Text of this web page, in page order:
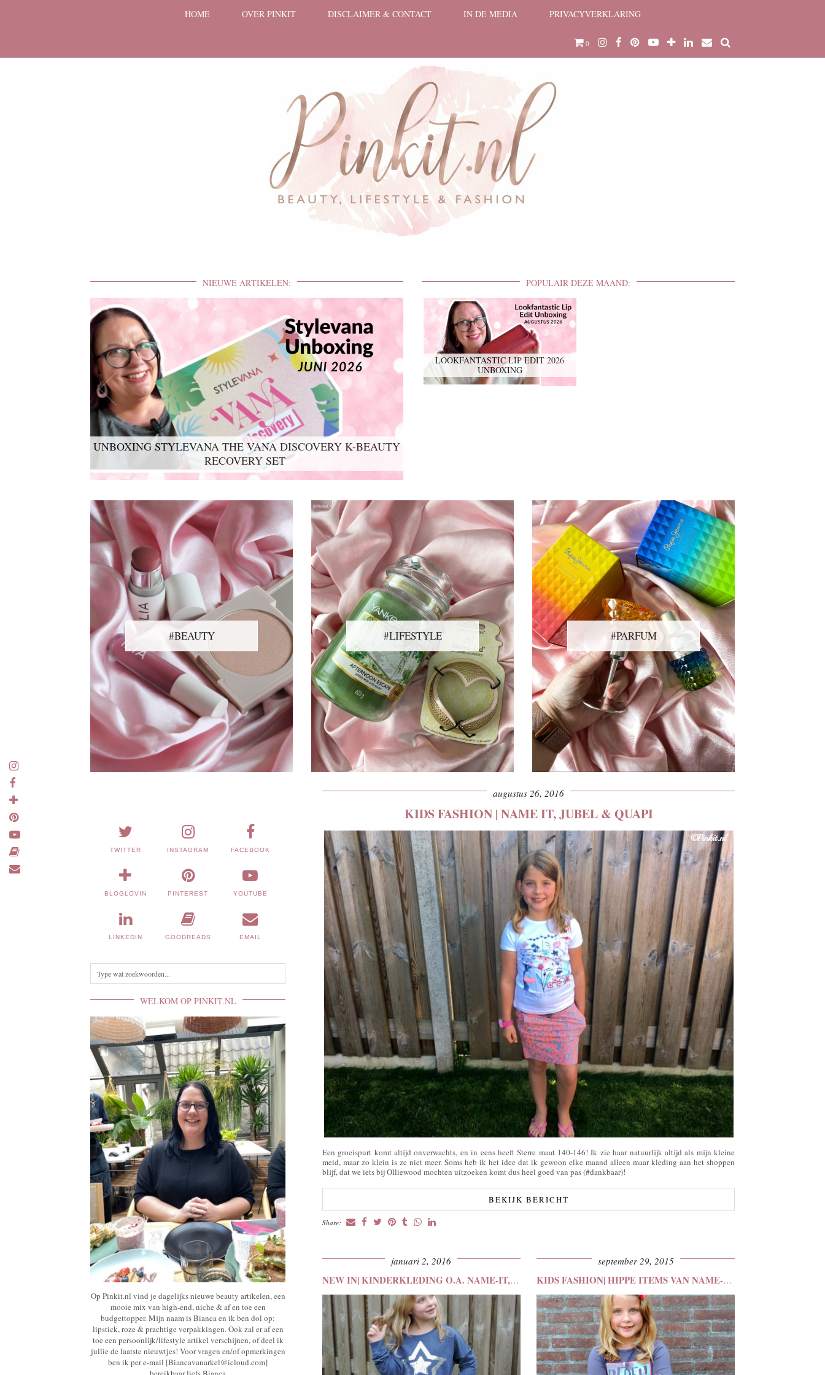
HOME OVER PINKIT DISCLAIMER & CONTACT IN DE MEDIA PRIVACYVERKLARING
0
POPULAIR DEZE MAAND:
LOOKFANTASTIC LIP EDIT 2026
UNBOXING
NIEUWE ARTIKELEN:
UNBOXING STYLEVANA THE VANA DISCOVERY K-BEAUTY
RECOVERY SET
#BEAUTY #LIFESTYLE #PARFUM
augustus 26, 2016
KIDS FASHION | NAME IT, JUBEL & QUAPI
Een groeispurt komt altijd onverwachts, en in eens heeft Sterre maat 140-146! Ik zie haar natuurlijk altijd als mijn kleine
meid, maar zo klein is ze niet meer. Soms heb ik het idee dat ik gewoon elke maand alleen maar kleding aan het shoppen
blijf, dat we iets bij Olliewood mochten uitzoeken komt dus heel goed van pas (#dankbaar)!
BEKIJK BERICHT
Share:
januari 2, 2016
NEW IN| KINDERKLEDING O.A. NAME-IT, KIK & TER …
september 29, 2015
KIDS FASHION| HIPPE ITEMS VAN NAME-IT BIJ NUMMERZESTIEN.…
TWITTER INSTAGRAM FACEBOOK
BLOGLOVIN PINTEREST YOUTUBE
LINKEDIN GOODREADS EMAIL
WELKOM OP PINKIT.NL
Op Pinkit.nl vind je dagelijks nieuwe beauty artikelen, een
mooie mix van high-end, niche & af en toe een
budgettopper. Mijn naam is Bianca en ik ben dol op:
lipstick, roze & prachtige verpakkingen. Ook zal er af een
toe een persoonlijk/lifestyle artikel verschijnen, of deel ik
jullie de laatste nieuwtjes! Voor vragen en/of opmerkingen
ben ik per e-mail [Biancavanarkel@icloud.com]